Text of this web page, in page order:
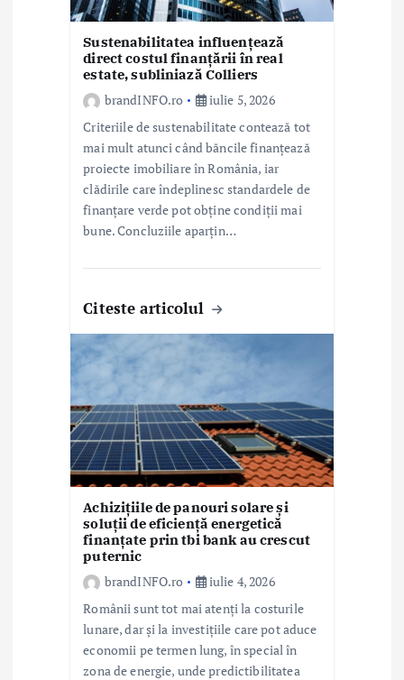
Sustenabilitatea influențează
direct costul finanțării în real
estate, subliniază Colliers
brandINFO.ro
iulie 5, 2026
Criteriile de sustenabilitate contează tot
mai mult atunci când băncile finanțează
proiecte imobiliare în România, iar
clădirile care îndeplinesc standardele de
finanțare verde pot obține condiții mai
bune. Concluziile aparțin…
Citeste articolul
Achizițiile de panouri solare și
soluții de eficiență energetică
finanțate prin tbi bank au crescut
puternic
brandINFO.ro
iulie 4, 2026
Românii sunt tot mai atenți la costurile
lunare, dar și la investițiile care pot aduce
economii pe termen lung, în special în
zona de energie, unde predictibilitatea